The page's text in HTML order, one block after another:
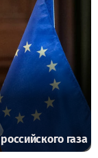
газа